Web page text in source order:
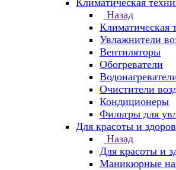
Климатическая
Назад
Климатическая
Увлажнители
Вентиляторы
Обогреватели
Очистители
Кондиционеры
Фильтры для
Для красоты и
Назад
Для красоты и
Маникюрные